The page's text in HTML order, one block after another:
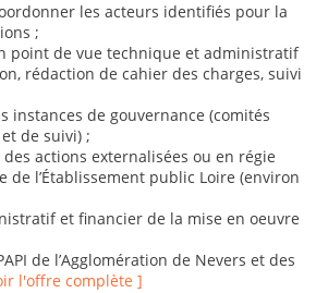
les acteurs identifiés pour la
;
point de vue technique et administratif
rédaction de cahier des charges, suivi
instances de gouvernance (comités
de suivi) ;
actions externalisées ou en régie
de l’Établissement public Loire (environ
et financier de la mise en oeuvre
de l’Agglomération de Nevers et des
l'offre complète ]